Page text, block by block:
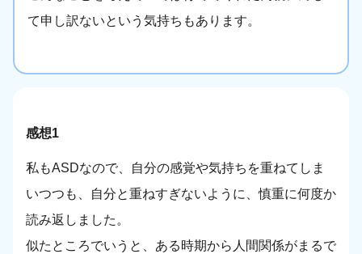
て申し訳ないという気持ちもあります。
感想1
私もASDなので、自分の感覚や気持ちを重ねてしま
いつつも、自分と重ねすぎないように、慎重に何度か
読み返しました。
似たところでいうと、ある時期から人間関係がまるで